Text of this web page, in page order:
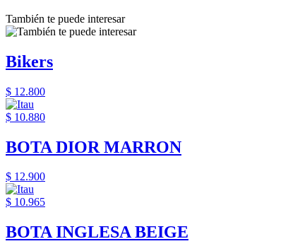
También te puede interesar
Bikers
$ 12.800
$ 10.880
BOTA DIOR MARRON
$ 12.900
$ 10.965
BOTA INGLESA BEIGE